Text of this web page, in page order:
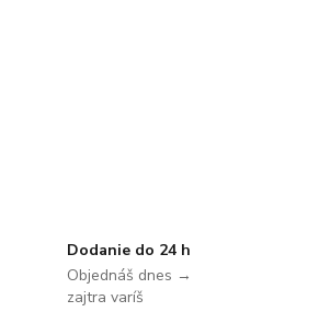
Dodanie do 24 h
Objednáš dnes →
zajtra varíš